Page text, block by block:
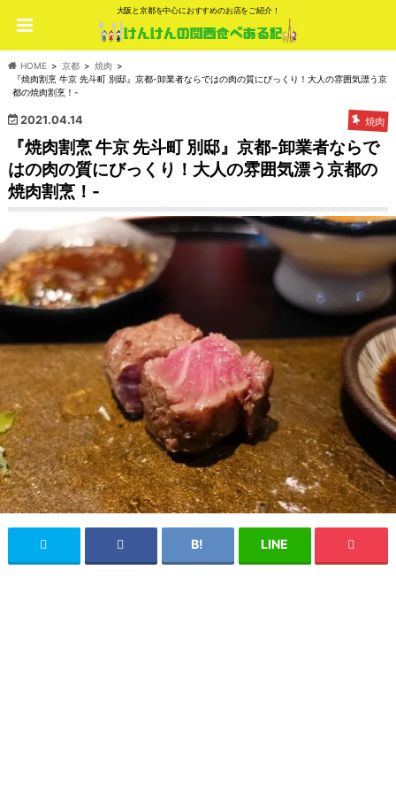
大阪と京都を中心におすすめのお店をご紹介！
HOME 京都
焼肉
『焼肉割烹 牛京 先斗町 別邸』京都-卸業者ならではの肉の質にびっくり！大人の雰囲気漂う京
都の焼肉割烹！-
2021.04.14 焼肉
『焼肉割烹 牛京 先斗町 別邸』京都-卸業者ならで
はの肉の質にびっくり！大人の雰囲気漂う京都の
焼肉割烹！-